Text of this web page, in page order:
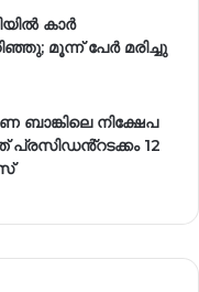
കാർ
മൂന്ന് പേർ മരിച്ചു
നിക്ഷേപ
പ്രസിഡൻ്റടക്കം 12